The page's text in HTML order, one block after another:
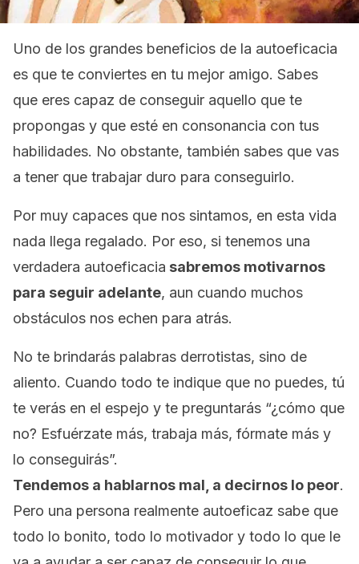
Uno de los grandes beneficios de la autoeficacia
es que te conviertes en tu mejor amigo. Sabes
que eres capaz de conseguir aquello que te
propongas y que esté en consonancia con tus
habilidades. No obstante, también sabes que vas
a tener que trabajar duro para conseguirlo.
Por muy capaces que nos sintamos, en esta vida
nada llega regalado. Por eso, si tenemos una
verdadera autoeficacia sabremos motivarnos
para seguir adelante, aun cuando muchos
obstáculos nos echen para atrás.
No te brindarás palabras derrotistas, sino de
aliento. Cuando todo te indique que no puedes, tú
te verás en el espejo y te preguntarás “¿cómo que
no? Esfuérzate más, trabaja más, fórmate más y
lo conseguirás”.
Tendemos a hablarnos mal, a decirnos lo peor.
Pero una persona realmente autoeficaz sabe que
todo lo bonito, todo lo motivador y todo lo que le